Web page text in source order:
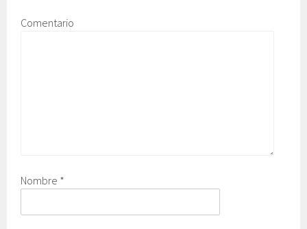
Comentario
Nombre *